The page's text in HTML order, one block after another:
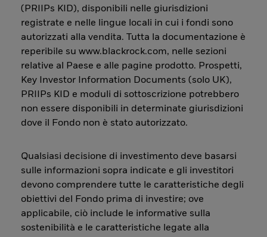
(PRIIPs KID), disponibili nelle giurisdizioni
registrate e nelle lingue locali in cui i fondi sono
autorizzati alla vendita. Tutta la documentazione è
reperibile su www.blackrock.com, nelle sezioni
relative al Paese e alle pagine prodotto. Prospetti,
Key Investor Information Documents (solo UK),
PRIIPs KID e moduli di sottoscrizione potrebbero
non essere disponibili in determinate giurisdizioni
dove il Fondo non è stato autorizzato.
Qualsiasi decisione di investimento deve basarsi
sulle informazioni sopra indicate e gli investitori
devono comprendere tutte le caratteristiche degli
obiettivi del Fondo prima di investire; ove
applicabile, ciò include le informative sulla
sostenibilità e le caratteristiche legate alla